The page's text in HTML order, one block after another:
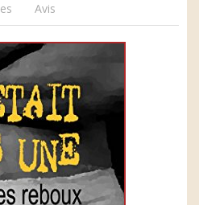
Avis